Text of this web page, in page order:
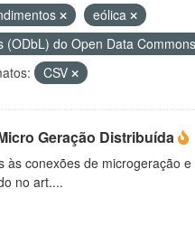
eólica
(ODbL) do Open Data Commons
CSV
Geração Distribuída
conexões de microgeração
no art....